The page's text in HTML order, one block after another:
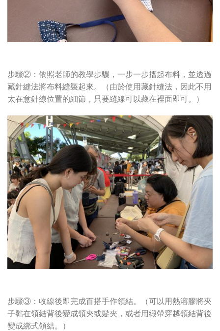
步驟②：依照老師的教學步驟，一步一步摺起布料，並透過
藏針縫法將布料縫製起來。（由於使用藏針縫法，因此不用
太在意針線位置的細節，只要縫線可以藏在裡面即可。）
步驟③：收線後即完成百搭手作領結。（可以用熱溶膠將夾
子黏在領結背後變成領夾或髮夾，或者用緞帶穿越領結背後
變成綁式領結。）